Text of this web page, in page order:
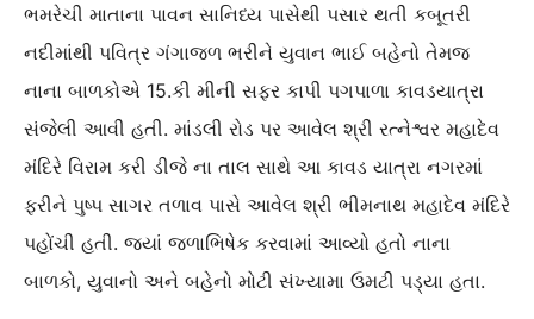
ભમરેચી માતાના પાવન સાનિધ્ય પાસેથી પસાર થતી કબૂતરી
નદીમાંથી પવિત્ર ગંગાજળ ભરીને યુવાન ભાઈ બહેનો તેમજ
નાના બાળકોએ 15.કી મીની સફર કાપી પગપાળા કાવડયાત્રા
સંજેલી આવી હતી. માંડલી રોડ પર આવેલ શ્રી રત્નેશ્વર મહાદેવ
મંદિરે વિરામ કરી ડીજે ના તાલ સાથે આ કાવડ યાત્રા નગરમાં
ફરીને પુષ્પ સાગર તળાવ પાસે આવેલ શ્રી ભીમનાથ મહાદેવ મંદિરે
પહોંચી હતી. જ્યાં જળાભિષેક કરવામાં આવ્યો હતો નાના
બાળકો, યુવાનો અને બહેનો મોટી સંખ્યામા ઉમટી પડ્યા હતા.